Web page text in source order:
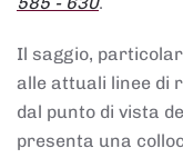
Il saggio,
alle attuali linee di
dal punto di vista
presenta una